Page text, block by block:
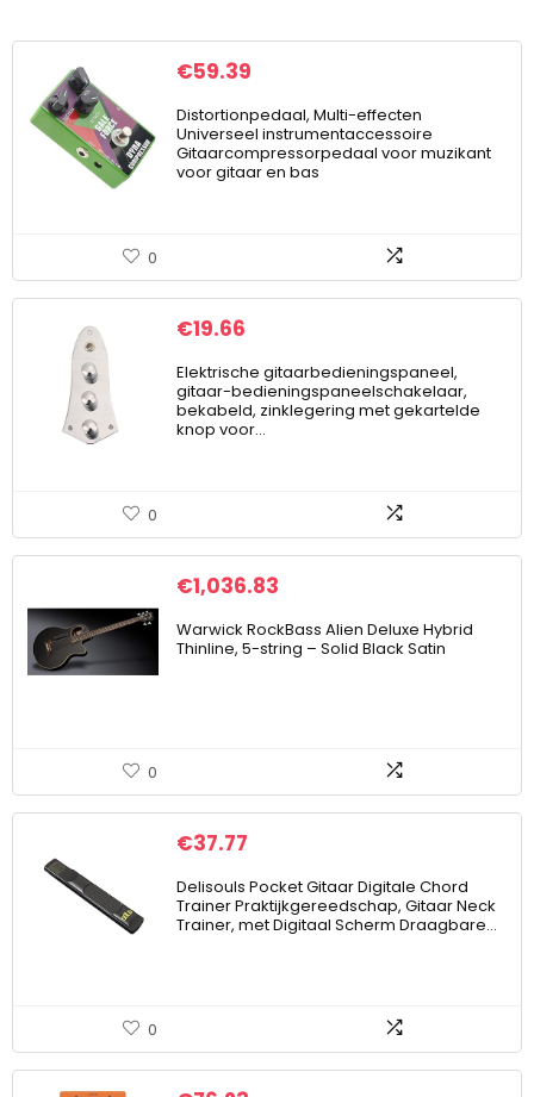
€59.39
Distortionpedaal, Multi-effecten
Universeel instrumentaccessoire
Gitaarcompressorpedaal voor muzikant
voor gitaar en bas
0
€19.66
Elektrische gitaarbedieningspaneel,
gitaar-bedieningspaneelschakelaar,
bekabeld, zinklegering met gekartelde
knop voor…
0
€1,036.83
Warwick RockBass Alien Deluxe Hybrid
Thinline, 5-string – Solid Black Satin
0
€37.77
Delisouls Pocket Gitaar Digitale Chord
Trainer Praktijkgereedschap, Gitaar Neck
Trainer, met Digitaal Scherm Draagbare…
0